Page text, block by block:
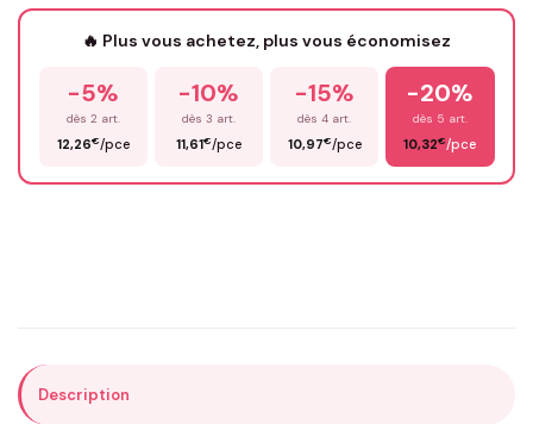
Votre texte / idée*
🔥 Plus vous achetez, plus vous économisez
-5%
dès 2 art.
12,26€/pce
-10%
dès 3 art.
11,61€/pce
-15%
dès 4 art.
10,97€/pce
-20%
dès 5 art.
10,32€/pce
Description